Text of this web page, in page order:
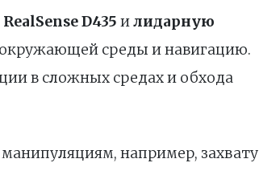
D435 илидарную
окружающей среды и навигацию.
в сложных средах и обхода
например, захвату